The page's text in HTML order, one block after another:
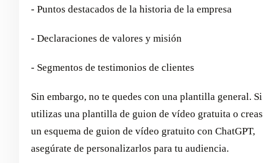
- Puntos destacados de la historia de la empresa
- Declaraciones de valores y misión
- Segmentos de testimonios de clientes
Sin embargo, no te quedes con una plantilla general. Si
utilizas una plantilla de guion de vídeo gratuita o creas
un esquema de guion de vídeo gratuito con ChatGPT,
asegúrate de personalizarlos para tu audiencia.